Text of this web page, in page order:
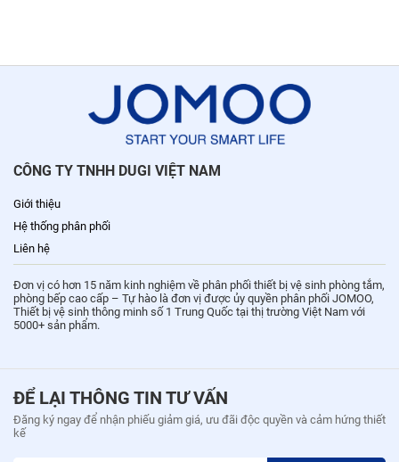
CÔNG TY TNHH DUGI VIỆT NAM
Giới thiệu
Hệ thống phân phối
Liên hệ
Đơn vị có hơn 15 năm kinh nghiệm về phân phối thiết bị vệ sinh phòng tắm,
phòng bếp cao cấp – Tự hào là đơn vị được ủy quyền phân phối JOMOO,
Thiết bị vệ sinh thông minh số 1 Trung Quốc tại thị trường Việt Nam với
5000+ sản phẩm.
ĐỂ LẠI THÔNG TIN TƯ VẤN
Đăng ký ngay để nhận phiếu giảm giá, ưu đãi độc quyền và cảm hứng thiết
kế